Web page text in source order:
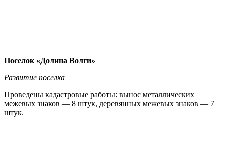
Поселок «Долина Волги»
Развитие поселка
Проведены кадастровые работы: вынос металлических
межевых знаков — 8 штук, деревянных межевых знаков — 7
штук.